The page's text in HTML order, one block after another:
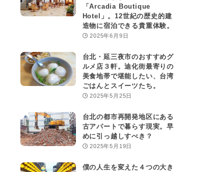
「Arcadia Boutique
Hotel」。12世紀の歴史的建
造物に宿泊できる貴重体験。
2025年6月9日
台北・延三夜市のおすすめグ
ルメ店３軒。迪化街最寄りの
美食地帯で堪能したい、台湾
ごはんとスイーツたち。
2025年5月25日
台北の都市再開発地区にある
古アパートで暮らす現実。早
めに引っ越しすべき？
2025年5月19日
僕の人生を変えた４つの大き